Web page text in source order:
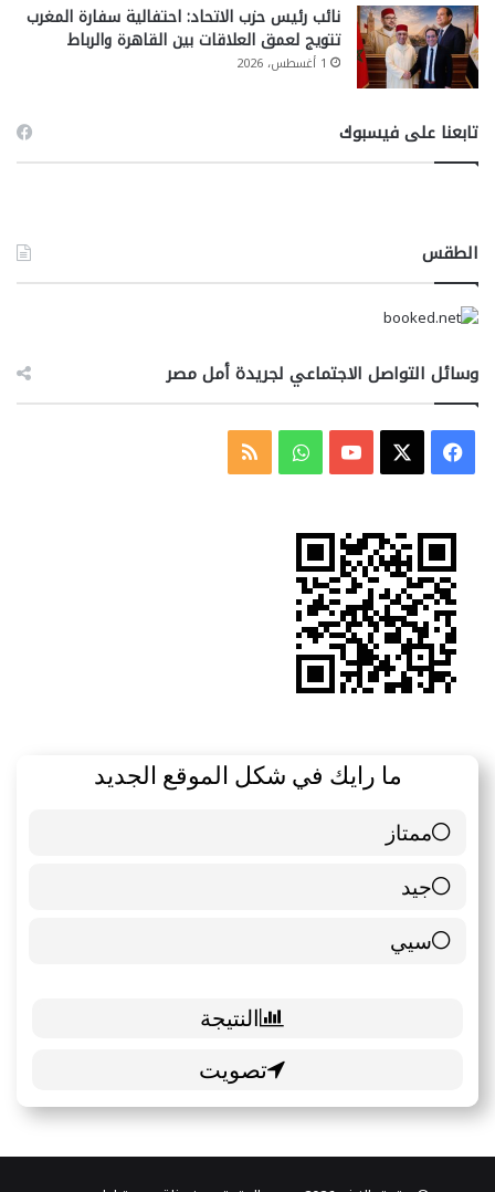
نائب رئيس حزب الاتحاد: احتفالية سفارة المغرب
تتويج لعمق العلاقات بين القاهرة والرباط
1 أغسطس، 2026
تابعنا على فيسبوك
الطقس
وسائل التواصل الاجتماعي لجريدة أمل مصر
فيسبوك ‫YouTubeواتسابملخص
ما رايك في شكل الموقع الجديد
ممتاز
6 ( 85.71 % )
جيد
0 ( 0 % )
سيي
1 ( 14.29 % )